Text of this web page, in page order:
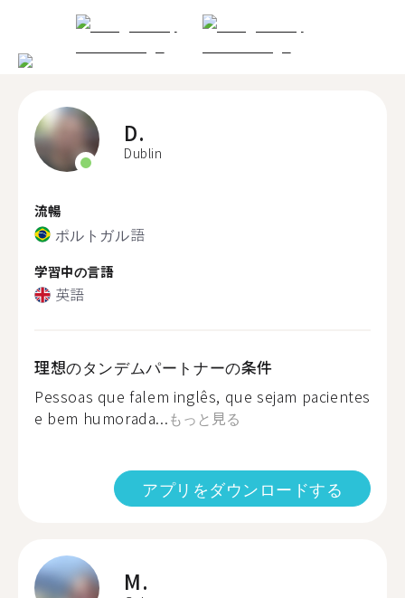
D.
Dublin
流暢
ポルトガル語
学習中の言語
英語
理想のタンデムパートナーの条件
Pessoas que falem inglês, que sejam pacientes
e bem humorada...もっと見る
アプリをダウンロードする
M.